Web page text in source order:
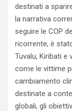
destinati a
la narrativa
seguire le COP
ricorrente, è
Tuvalu, Kiribati
come le vittime
cambiamento
destinate a
globali, gli